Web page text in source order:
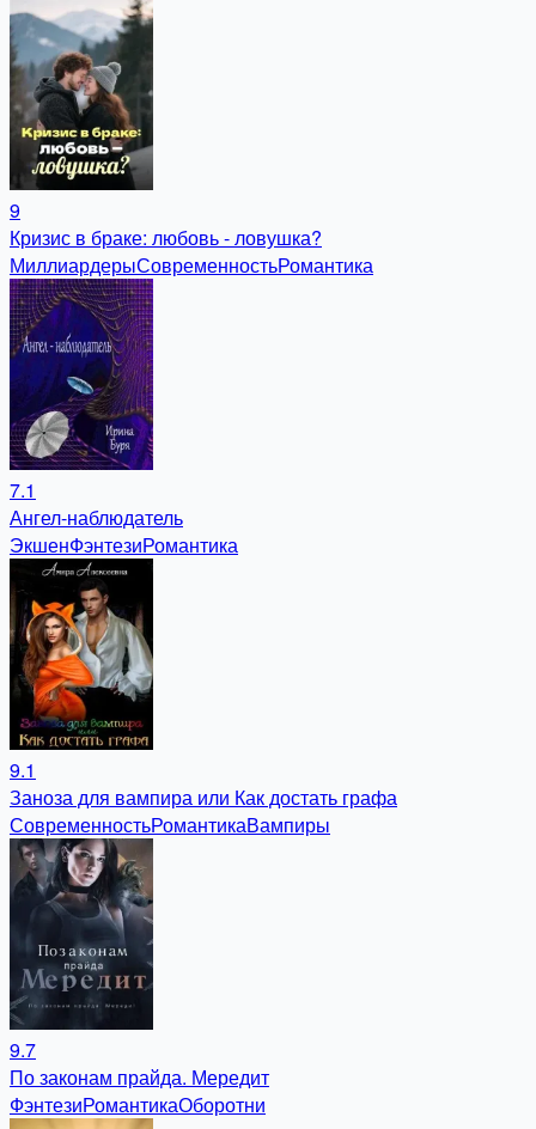
9
Кризис в браке: любовь - ловушка?
МиллиардерыСовременностьРомантика
7.1
Ангел-наблюдатель
ЭкшенФэнтезиРомантика
9.1
Заноза для вампира или Как достать графа
СовременностьРомантикаВампиры
9.7
По законам прайда. Мередит
ФэнтезиРомантикаОборотни